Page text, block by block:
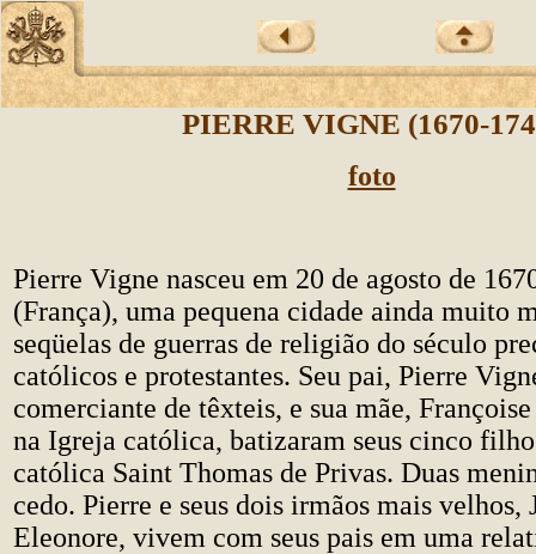
PIERRE VIGNE (1670-
foto
Pierre Vigne nasceu em 20 de agosto de
(França), uma pequena cidade ainda muito
seqüelas de guerras de religião do século
católicos e protestantes. Seu pai, Pierre
comerciante de têxteis, e sua mãe,
na Igreja católica, batizaram seus cinco
católica Saint Thomas de Privas. Duas
cedo. Pierre e seus dois irmãos mais velhos,
Eleonore, vivem com seus pais em uma